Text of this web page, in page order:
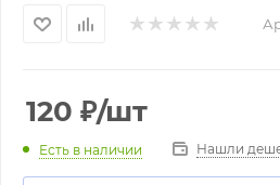
120 ₽/шт
Есть в наличии Нашли